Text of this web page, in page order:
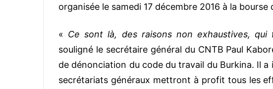
organisée le samedi 17 décembre 2016 à la bourse
« Ce sont là, des raisons non exhaustives,
souligné le secrétaire général du CNTB Paul
de dénonciation du code du travail du Burkina. Il
secrétariats généraux mettront à profit tous les